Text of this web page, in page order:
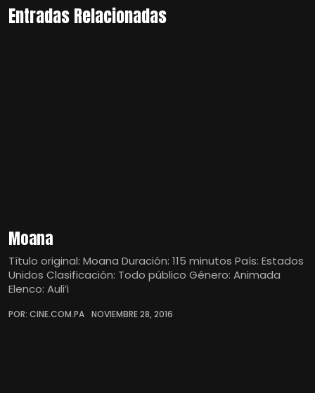
Entradas Relacionadas
Moana
Título original: Moana Duración: 115 minutos País: Estados
Unidos Clasificación: Todo público Género: Animada
Elenco: Auli’i
POR: CINE.COM.PA NOVIEMBRE 28, 2016